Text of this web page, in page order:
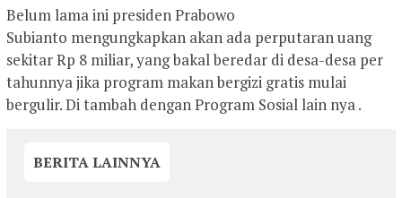
Belum lama ini presiden Prabowo
Subianto mengungkapkan akan ada perputaran uang
sekitar Rp 8 miliar, yang bakal beredar di desa-desa per
tahunnya jika program makan bergizi gratis mulai
bergulir. Di tambah dengan Program Sosial lain nya .
BERITA LAINNYA